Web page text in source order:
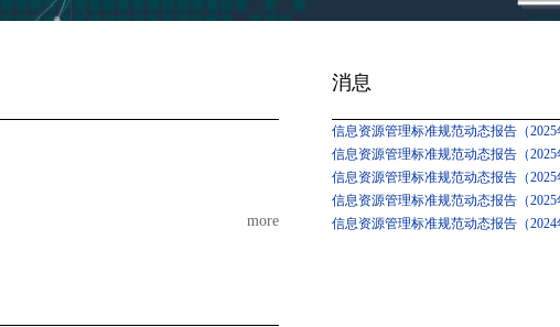
more
消息
信息资源管理标准规范动态报告（
信息资源管理标准规范动态报告（
信息资源管理标准规范动态报告（
信息资源管理标准规范动态报告（
信息资源管理标准规范动态报告（